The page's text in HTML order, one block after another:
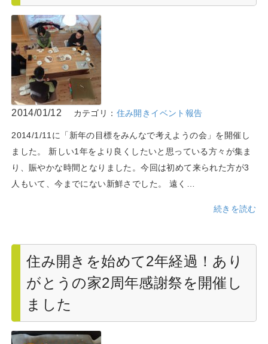
2014/01/12 カテゴリ： 住み開きイベント報告
2014/1/11に「新年の目標をみんなで考えようの会」を開催し
ました。 新しい1年をより良くしたいと思っている方々が集ま
り、賑やかな時間となりました。今回は初めて来られた方が3
人もいて、今までにない新鮮さでした。 遠く…
続きを読む
住み開きを始めて2年経過！あり
がとうの家2周年感謝祭を開催し
ました